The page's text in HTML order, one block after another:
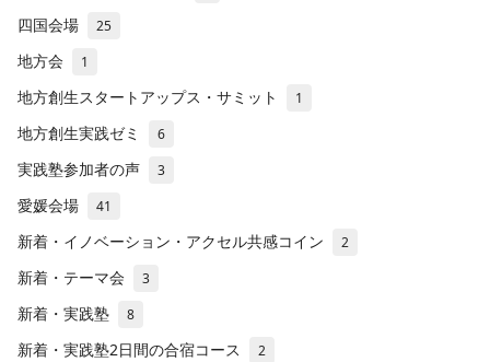
四国会場 25
地方会 1
地方創生スタートアップス・サミット 1
地方創生実践ゼミ 6
実践塾参加者の声 3
愛媛会場 41
新着・イノベーション・アクセル共感コイン 2
新着・テーマ会 3
新着・実践塾 8
新着・実践塾2日間の合宿コース 2